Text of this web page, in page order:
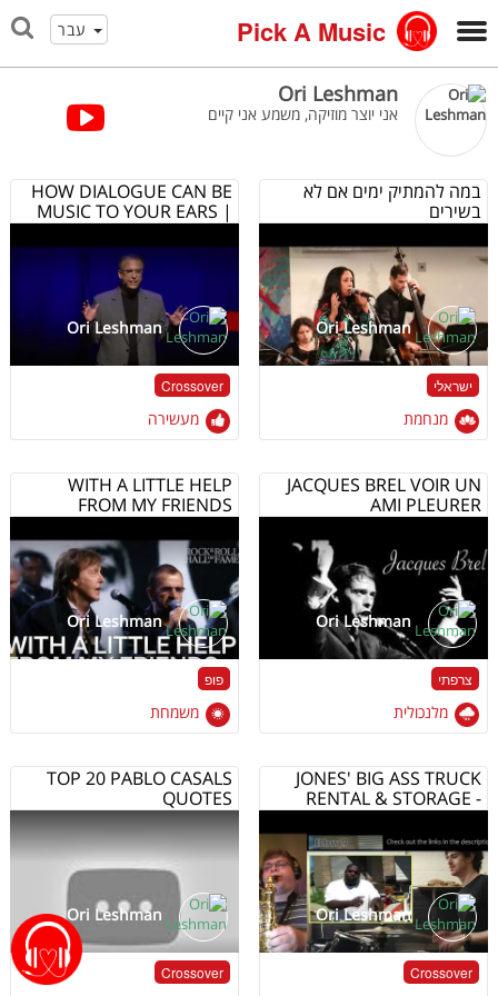
עבר Pick A Music
Ori Leshman
אני יוצר מוזיקה, משמע אני קיים
במה להמתיק ימים אם לא
בשירים
Ori Leshman
ישראלי
מנחמת
HOW DIALOGUE CAN BE
MUSIC TO YOUR EARS |
DR. ORI LESHMAN
Ori Leshman
Crossover
מעשירה
JACQUES BREL VOIR UN
AMI PLEURER
Ori Leshman
צרפתי
מלנכולית
WITH A LITTLE HELP
FROM MY FRIENDS
Ori Leshman
פופ
משמחת
JONES' BIG ASS TRUCK
RENTAL & STORAGE -
ORIGINAL COMMERCIAL
Ori Leshman
Crossover
TOP 20 PABLO CASALS
QUOTES
Ori Leshman
Crossover